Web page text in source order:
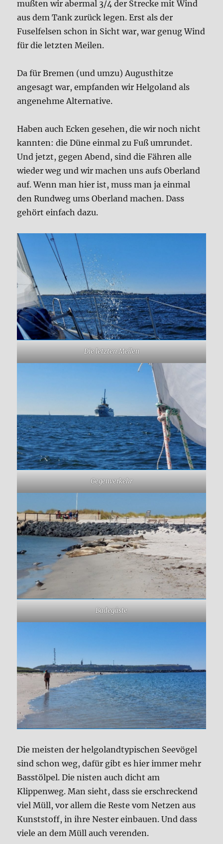
mußten wir abermal 3/4 der Strecke mit Wind
aus dem Tank zurück legen. Erst als der
Fuselfelsen schon in Sicht war, war genug Wind
für die letzten Meilen.
Da für Bremen (und umzu) Augusthitze
angesagt war, empfanden wir Helgoland als
angenehme Alternative.
Haben auch Ecken gesehen, die wir noch nicht
kannten: die Düne einmal zu Fuß umrundet.
Und jetzt, gegen Abend, sind die Fähren alle
wieder weg und wir machen uns aufs Oberland
auf. Wenn man hier ist, muss man ja einmal
den Rundweg ums Oberland machen. Dass
gehört einfach dazu.
Die letzten Meilen
Gegenverkehr
Badegäste
Die meisten der helgolandtypischen Seevögel
sind schon weg, dafür gibt es hier immer mehr
Basstölpel. Die nisten auch dicht am
Klippenweg. Man sieht, dass sie erschreckend
viel Müll, vor allem die Reste vom Netzen aus
Kunststoff, in ihre Nester einbauen. Und dass
viele an dem Müll auch verenden.